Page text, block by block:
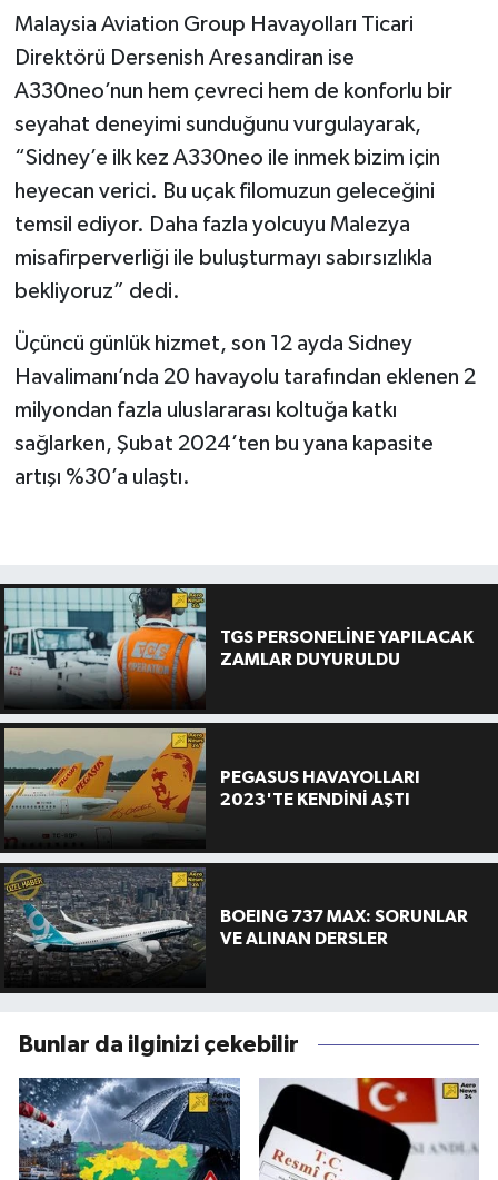
Malaysia Aviation Group Havayolları Ticari
Direktörü Dersenish Aresandiran ise
A330neo’nun hem çevreci hem de konforlu bir
seyahat deneyimi sunduğunu vurgulayarak,
“Sidney’e ilk kez A330neo ile inmek bizim için
heyecan verici. Bu uçak filomuzun geleceğini
temsil ediyor. Daha fazla yolcuyu Malezya
misafirperverliği ile buluşturmayı sabırsızlıkla
bekliyoruz” dedi.
Üçüncü günlük hizmet, son 12 ayda Sidney
Havalimanı’nda 20 havayolu tarafından eklenen 2
milyondan fazla uluslararası koltuğa katkı
sağlarken, Şubat 2024’ten bu yana kapasite
artışı %30’a ulaştı.
TGS PERSONELİNE YAPILACAK
ZAMLAR DUYURULDU
PEGASUS HAVAYOLLARI
2023'TE KENDİNİ AŞTI
BOEING 737 MAX: SORUNLAR
VE ALINAN DERSLER
Bunlar da ilginizi çekebilir